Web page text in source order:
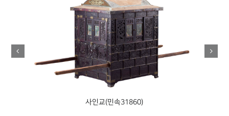
사인교(민속31860)